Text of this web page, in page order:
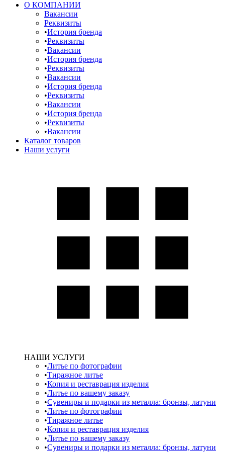
О КОМПАНИИ
Вакансии
Реквизиты
История бренда
Реквизиты
Вакансии
История бренда
Реквизиты
Вакансии
История бренда
Реквизиты
Вакансии
История бренда
Реквизиты
Вакансии
Каталог товаров
Наши услуги
НАШИ УСЛУГИ
Литье по фотографии
Тиражное литье
Копия и реставрация изделия
Литье по вашему заказу
Сувениры и подарки из металла: бронзы, латуни
Литье по фотографии
Тиражное литье
Копия и реставрация изделия
Литье по вашему заказу
Сувениры и подарки из металла: бронзы, латуни